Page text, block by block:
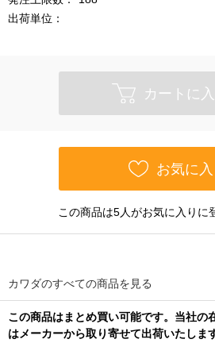
出荷単位：
カートに
お気に入
この商品は5人がお気に入りに
カワダのすべての商品を見る
この商品はまとめ買い可能です。当社の
はメーカーから取り寄せて出荷いたします